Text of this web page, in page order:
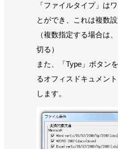
「ファイルタイプ」は
とができ、これは複数
（複数指定する場合は
切る）
また、「Type」ボタン
るオフィスドキュメン
します。